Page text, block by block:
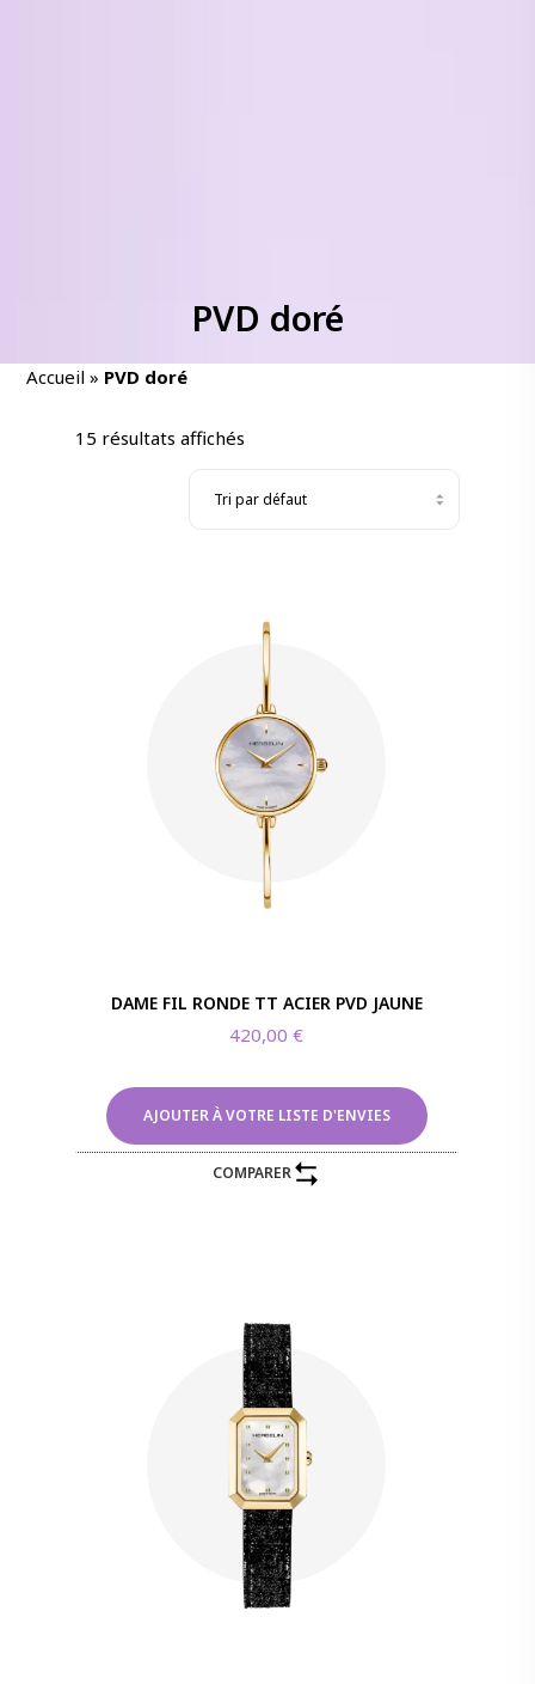
PVD doré
Accueil » PVD doré
15 résultats affichés
DAME FIL RONDE TT ACIER PVD JAUNE
420,00€
AJOUTER À VOTRE LISTE D'ENVIES
COMPARER